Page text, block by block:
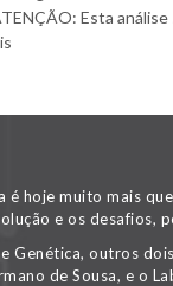
Esta
é hoje muito mais
e os desafios,
Genética, outros
de Sousa, e o